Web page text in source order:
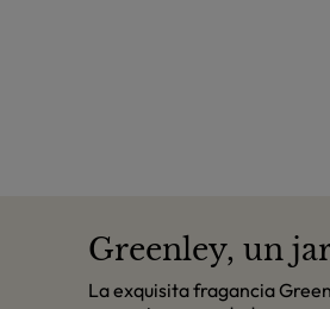
Greenley, un
La exquisita fragancia